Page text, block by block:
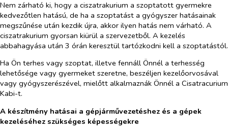
Nem zárható ki, hogy a ciszatrakurium a szoptatott gyermekre
kedvezőtlen hatású, de ha a szoptatást a gyógyszer hatásainak
megszűnése után kezdik újra, akkor ilyen hatás nem várható. A
ciszatrakurium gyorsan kiürül a szervezetből. A kezelés
abbahagyása után 3 órán keresztül tartózkodni kell a szoptatástól.
Ha Ön terhes vagy szoptat, illetve fennáll Önnél a terhesség
lehetősége vagy gyermeket szeretne, beszéljen kezelőorvosával
vagy gyógyszerészével, mielőtt alkalmaznák Önnél a Cisatracurium
Kabi-t.
A készítmény hatásai a gépjárművezetéshez és a gépek
kezeléséhez szükséges képességekre